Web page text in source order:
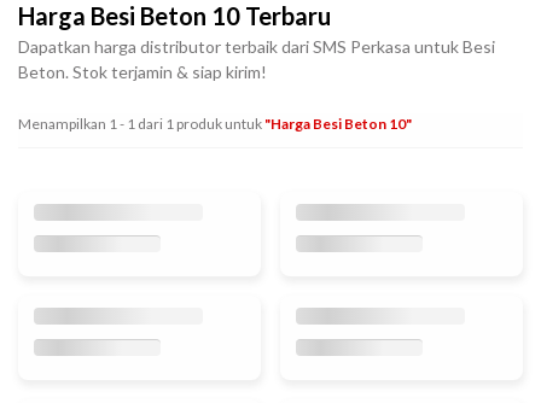
Harga Besi Beton 10 Terbaru
Dapatkan harga distributor terbaik dari SMS Perkasa untuk Besi
Beton. Stok terjamin & siap kirim!
Menampilkan 1- 1 dari 1 produk untuk "harga Besi Beton 10"